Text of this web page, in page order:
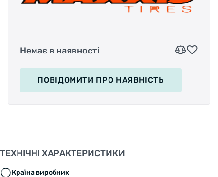
Немає в наявності
ПОВІДОМИТИ ПРО НАЯВНІСТЬ
ТЕХНІЧНІ ХАРАКТЕРИСТИКИ
Країна виробник